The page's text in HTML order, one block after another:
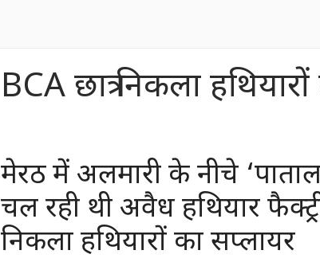
BCA छात्र निकला
मेरठ में अलमारी के नीचे
चल रही थी अवैध हथियार
निकला हथियारों का सप्लायर